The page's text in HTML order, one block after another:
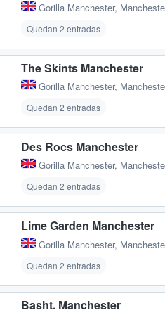
Gorilla Manchester,
Quedan 2 entradas
The Skints Manchester
Gorilla Manchester,
Quedan 2 entradas
Des Rocs Manchester
Gorilla Manchester,
Quedan 2 entradas
Lime Garden Manchester
Gorilla Manchester,
Quedan 2 entradas
Basht. Manchester